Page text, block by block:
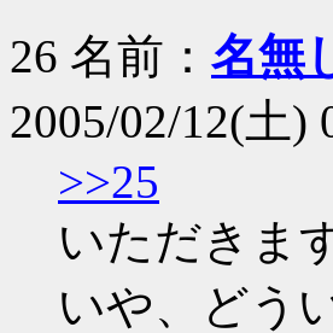
26 名前： 名無
2005/02/12(土)
>>25
いただきま
いや、どう